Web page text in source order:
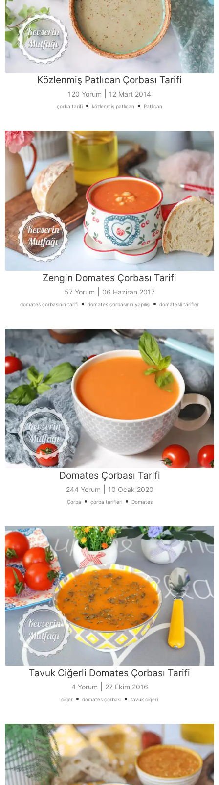
Közlenmiş Patlıcan Çorbası Tarifi
120 Yorum 12 Mart 2014
çorba tarifi • közlenmiş patlıcan • Patlıcan
Zengin Domates Çorbası Tarifi
57 Yorum 06 Haziran 2017
domates çorbasının tarifi • domates çorbasının yapılışı • domatesli tarifler
Domates Çorbası Tarifi
244 Yorum 10 Ocak 2020
Çorba • çorba tarifleri• Domates
Tavuk Ciğerli Domates Çorbası Tarifi
4 Yorum 27 Ekim 2016
ciğer • domates çorbası • tavuk ciğeri